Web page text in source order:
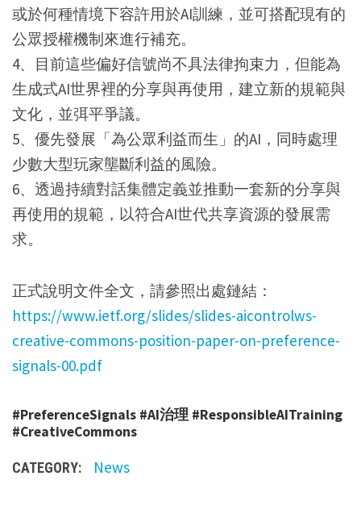
或於何種情境下容許用於AI訓練，並可搭配現有的
公眾授權機制來進行補充。
4、目前這些偏好信號尚不具法律拘束力，但能為
生成式AI世界裡的分享與再使用，建立新的規範與
文化，並弭平爭議。
5、優先發展「為公眾利益而生」的AI，同時處理
少數大型玩家壟斷利益的風險。
6、透過持續對話集體定義並推動一套新的分享與
再使用的規範，以符合AI世代共享資源的發展需
求。
正式說明文件全文，請參照出處鏈結：
https://www.ietf.org/slides/slides-aicontrolws-
creative-commons-position-paper-on-preference-
signals-00.pdf
#PreferenceSignals #AI治理 #ResponsibleAITraining
#CreativeCommons
CATEGORY: News